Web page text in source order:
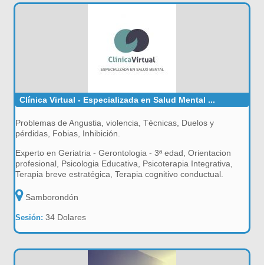
Clínica Virtual - Especializada en Salud Mental ...
Problemas de Angustia, violencia, Técnicas, Duelos y
pérdidas, Fobias, Inhibición.
Experto en Geriatria - Gerontologia - 3ª edad, Orientacion
profesional, Psicologia Educativa, Psicoterapia Integrativa,
Terapia breve estratégica, Terapia cognitivo conductual.
Samborondón
Sesión:34 Dolares